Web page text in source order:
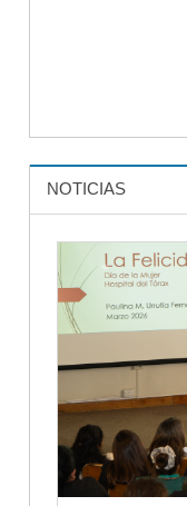
NOTICIAS